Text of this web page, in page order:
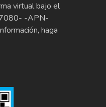
virtual bajo el
-APN-
haga